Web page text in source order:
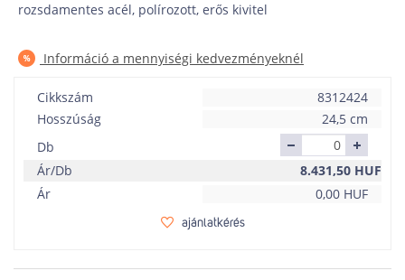
rozsdamentes acél, polírozott, erős kivitel
Információ a mennyiségi kedvezményeknél
Cikkszám
8312424
Hosszúság
24,5 cm
Db
Ár/Db
8.431,50 HUF
Ár
0,00 HUF
ajánlatkérés